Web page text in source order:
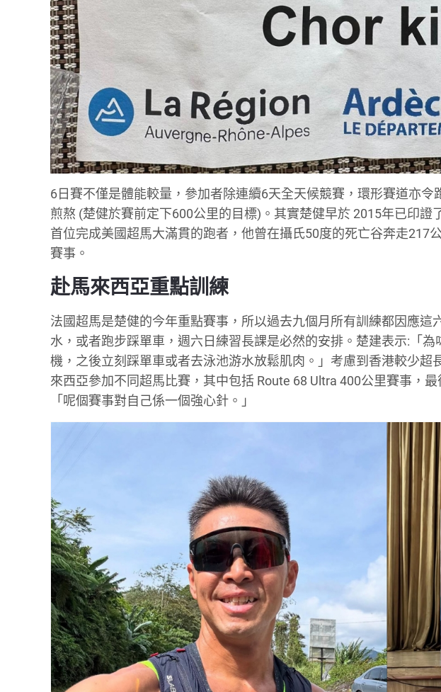
6日賽不僅是體能較量，參加者除連續6天全天候競賽，環形賽道亦
煎熬 (楚健於賽前定下600公里的目標)。其實楚健早於 2015年已印
首位完成美國超馬大滿貫的跑者，他曾在攝氏50度的死亡谷奔走217
賽事。
赴馬來西亞重點訓練
法國超馬是楚健的今年重點賽事，所以過去九個月所有訓練都因應這
水，或者跑步踩單車，週六日練習長課是必然的安排。楚建表示:「
機，之後立刻踩單車或者去泳池游水放鬆肌肉。」考慮到香港較少超
來西亞參加不同超馬比賽，其中包括 Route 68 Ultra 400公里賽事，
「呢個賽事對自己係一個強心針。」